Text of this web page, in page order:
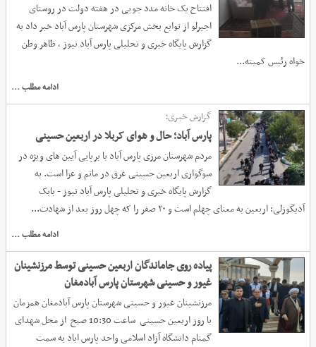
افتتاح یک خانه مدد جویی در هفته دولت در روستای
اجیرلو از توابع بخش مرکزی شهرستان پارس آباد خبر داد به
گزارش پایگاه خبری و تحلیلی پارس آباد نیوز ، ظاهر وطن
خواه رئیس کمیته...
ادامه مطلب ...
گزارش خبری؛
پارس آباد؛ حال و هوای کربلا در اربعین حسینی
مردم شهرستان مرزی پارس آباد با برپایی آیین های ویژه در
سوگواری اربعین حسینی غرق در ماتم و عزا است. به
گزارش پایگاه خبری و تحلیلی پارس آباد نیوز - بابک
آدیگوزلی: اربعین به معنای چهلم است و ۲۰ صفر را که چهل روز بعد از شهادت...
ادامه مطلب ...
پیاده روی جاماندگان اربعین حسینی توسط مرزنشینان
غیور و حسینی شهرستان پارس آبادمغان
مرزنشینان غیور و حسینی شهرستان پارس آبادمغان همزمان
با روز اربعین حسینی ساعت 10:30 صبح از محل شهدای
گمنام دانشگاه آزاد اسلامی واحد پارس اباد به سمت